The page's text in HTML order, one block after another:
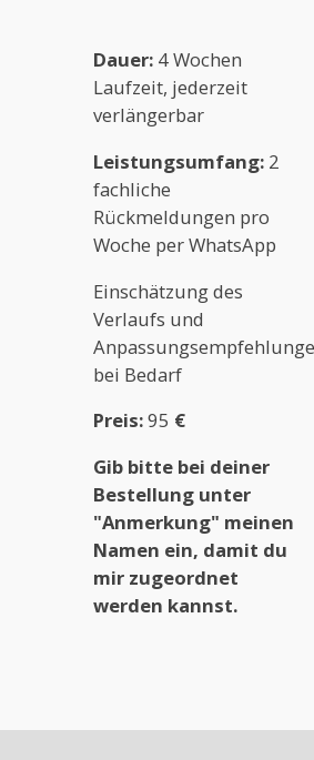
Dauer: 4 Wochen
Laufzeit, jederzeit
verlängerbar
Leistungsumfang: 2
fachliche
Rückmeldungen pro
Woche per WhatsApp
Einschätzung des
Verlaufs und
bei Bedarf
Preis:95 €
Gib bitte bei deiner
Bestellung unter
"Anmerkung" meinen
Namen ein, damit du
mir zugeordnet
werden kannst.